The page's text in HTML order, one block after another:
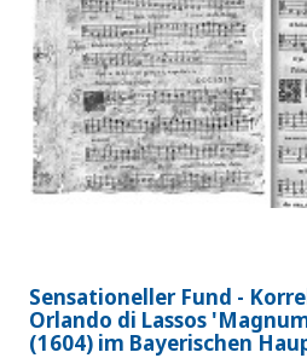
Sensationeller Fund -
Orlando di Lassos
(1604) im Bayerischen